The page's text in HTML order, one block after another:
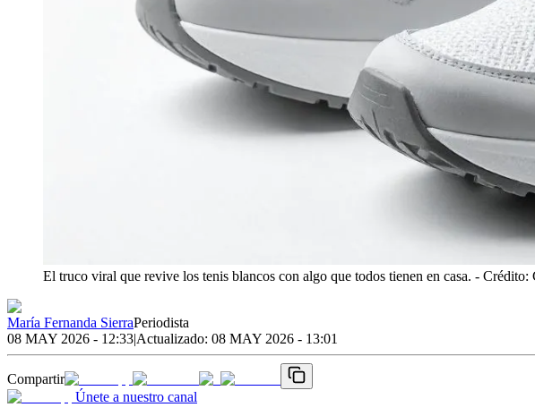
El truco viral que revive los tenis blancos con algo que todos tienen en casa. - Crédito:
María Fernanda SierraPeriodista
08 MAY 2026 - 12:33|Actualizado: 08 MAY 2026 - 13:01
Compartir
Únete a nuestro canal